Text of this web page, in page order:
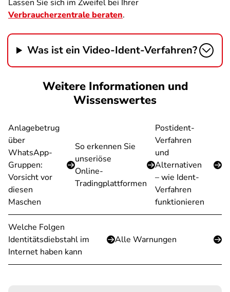
Lassen Sie sich im Zweifel bei Ihrer
Verbraucherzentrale beraten.
Was ist ein Video-Ident-Verfahren?
Weitere Informationen und
Wissenswertes
Anlagebetrug
über
WhatsApp-
Gruppen:
Vorsicht vor
diesen
Maschen
So erkennen Sie
unseriöse
Online-
Tradingplattformen
Postident-
Verfahren
und
Alternativen
– wie Ident-
Verfahren
funktionieren
Welche Folgen
Identitätsdiebstahl im
Internet haben kann
Alle Warnungen